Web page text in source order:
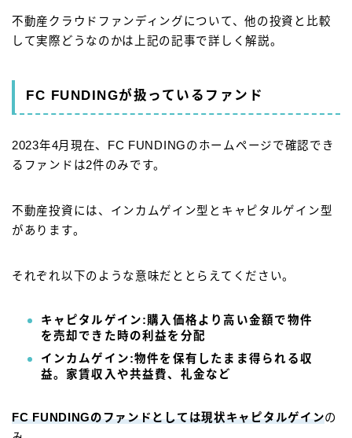
不動産クラウドファンディングについて、他の投資と比較
して実際どうなのかは上記の記事で詳しく解説。
FC FUNDINGが扱っているファンド
2023年4月現在、FC FUNDINGのホームページで確認でき
るファンドは2件のみです。
不動産投資には、インカムゲイン型とキャピタルゲイン型
があります。
それぞれ以下のような意味だととらえてください。
キャピタルゲイン:購入価格より高い金額で物件
を売却できた時の利益を分配
インカムゲイン:物件を保有したまま得られる収
益。家賃収入や共益費、礼金など
FC FUNDINGのファンドとしては現状キャピタルゲインの